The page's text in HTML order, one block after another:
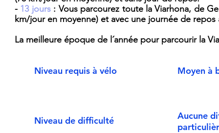
- 13 jours : Vous parcourez toute la Viarhona, de
km/jour en moyenne) et avec une journée de repos
La meilleure époque de l´année pour parcourir la
Niveau requis à vélo Moyen à
Niveau de difficulté
Aucune